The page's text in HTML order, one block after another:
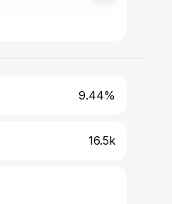
9.44%
16.5k